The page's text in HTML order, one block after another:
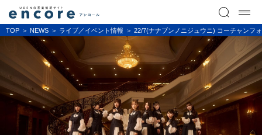
TOP NEWS ライブ／イベント情報 22/7(ナナブンノニジュウニ) コーチャンフ